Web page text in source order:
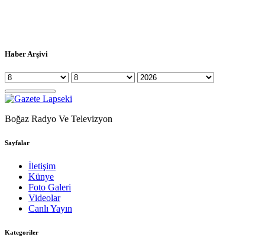
Haber Arşivi
Boğaz Radyo Ve Televizyon
Sayfalar
İletişim
Künye
Foto Galeri
Videolar
Canlı Yayın
Kategoriler